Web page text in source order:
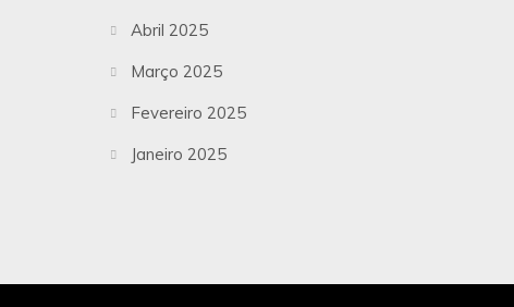
Abril 2025
Março 2025
Fevereiro 2025
Janeiro 2025